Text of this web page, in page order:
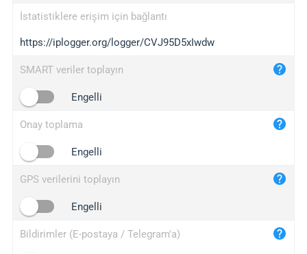
bc.ax
iplogger.com
maper.info
2no.co
yip.su
iplogger.info
İstatistiklere erişim için bağlantı
https://iplogger.org/logger/CVJ95D5xIwdw
SMART veriler toplayın
Engelli
Onay toplama
Engelli
GPS verilerini toplayın
Engelli
Bildirimler (E-postaya / Telegram'a)